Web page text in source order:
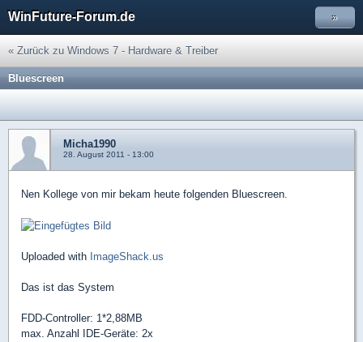
WinFuture-Forum.de »
« Zurück zu Windows 7 - Hardware & Treiber
Bluescreen
Micha1990
28. August 2011 - 13:00
Nen Kollege von mir bekam heute folgenden Bluescreen.
Uploaded with ImageShack.us
Das ist das System
FDD-Controller: 1*2,88MB
max. Anzahl IDE-Geräte: 2x